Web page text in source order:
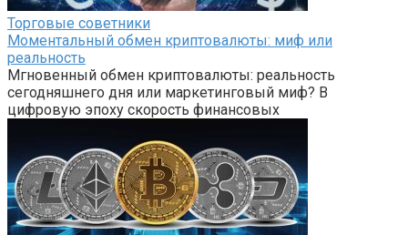
Торговые советники
Моментальный обмен криптовалюты: миф или
реальность
Мгновенный обмен криптовалюты: реальность
сегодняшнего дня или маркетинговый миф? В
цифровую эпоху скорость финансовых